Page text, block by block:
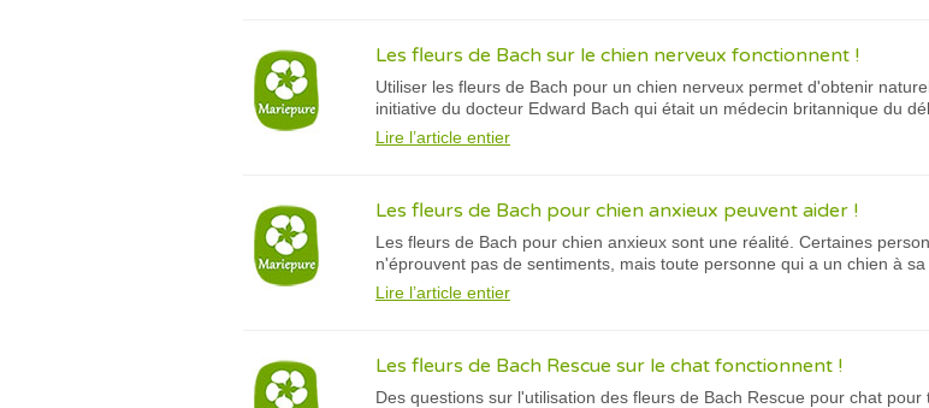
Les fleurs de Bach sur le chien nerveux fonctionnent !
Utiliser les fleurs de Bach pour un chien nerveux permet d'obtenir
initiative du docteur Edward Bach qui était un médecin britannique du
Lire l’article entier
Les fleurs de Bach pour chien anxieux peuvent aider !
Les fleurs de Bach pour chien anxieux sont une réalité. Certaines
n'éprouvent pas de sentiments, mais toute personne qui a un chien à
Lire l’article entier
Les fleurs de Bach Rescue sur le chat fonctionnent !
Des questions sur l'utilisation des fleurs de Bach Rescue pour chat